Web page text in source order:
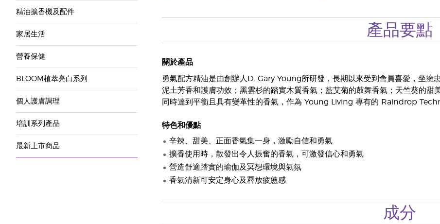
精油擴香機及配件
家居生活
營養保健
BLOOM植萃亮白系列
個人護膚調理
培訓系列產品
最新上市商品
產品要點
關於產品
勇氣配方精油是由創辦人D. Gary Young所研發，長期以來受到會員喜愛，坐擁
泥土芳香和護膚功效；黑雲杉的踏實木質香氣；藍艾菊的鼓舞香氣；天竺葵的甜
同時達到平衡且具有變革性的香氣，作為 Young Living 專有的 Raindrop
特色和優點
辛辣、甜美、正面香氣集一身，激勵自信和勇氣
擴香使用時，散發出令人振奮的香氣，可激發信心和勇氣
營造舒適踏實的瑜伽及冥想環境與氣氛
香氣清新可安定身心及釋放疲憊感
成分